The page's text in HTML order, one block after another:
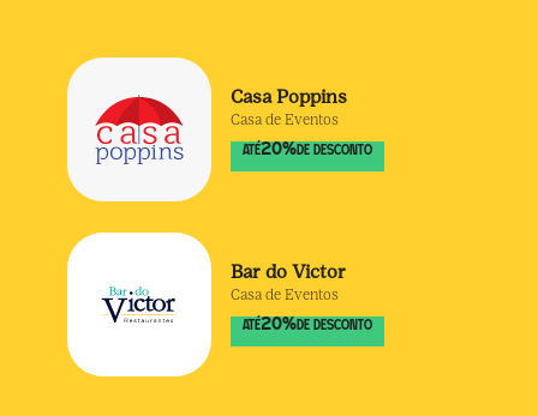
Casa Poppins
Casa de Eventos
ATÉ20% DE DESCONTO
Bar do Victor
Casa de Eventos
ATÉ20% DE DESCONTO